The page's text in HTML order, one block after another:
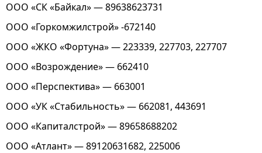
ООО «СК «Байкал» — 89638623731
ООО «Горкомжилстрой» -672140
ООО «ЖКО «Фортуна» — 223339, 227703, 227707
ООО «Возрождение» — 662410
ООО «Перспектива» — 663001
ООО «УК «Стабильность» — 662081, 443691
ООО «Капиталстрой» — 89658688202
ООО «Атлант» — 89120631682, 225006